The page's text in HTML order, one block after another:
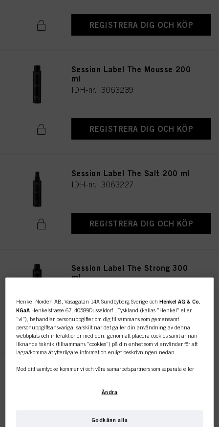
REGISTRERA DIG OCH KÖP
Session Label The Mousse 200
ml
IDH-nr. 3063239
REGISTRERA DIG OCH KÖP
Session Label The Salt 200 ml
IDH-nr. 3063227
REGISTRERA DIG OCH KÖP
Session Label The Strong 300
ml
REGISTRERA DIG OCH KÖP
Session Label The Flexible 300
IDH-nr. 3063238
Henkel Norden AB, Vasagatan 14A Sundbyberg Sverige ochHenkel AG & Co.
KGaA Henkelstrasse 67, 40589Dusseldorf , Tyskland (kallas ”Henkel” eller
”vi”), behandlar personuppgifter om dig tillsammans som gemensamt
personuppgiftsansvariga, särskilt när det gäller din användning av denna
webbplats och interaktioner med den, genom att placera cookies samt annan
liknande teknik (tillsammans ”cookies”) på din enhet som vi använder för att
lagra/komma åt ytterligare information enligt beskrivningen nedan.
Med ditt samtycke kommer vi och våra samarbetspartners som separata eller
gemensamma personuppgiftsansvariga enligt vad som anges i vår
och liknande tekniker” också att använda cookies och behandla data som rör
. Vi analyserar din användning av denna
Ändra
Godkänn alla